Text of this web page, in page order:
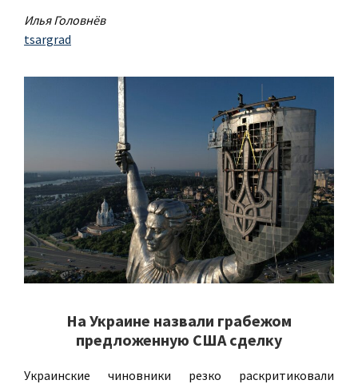
Илья Головнёв
tsargrad
На Украине назвали грабежом
предложенную США сделку
Украинские чиновники резко раскритиковали